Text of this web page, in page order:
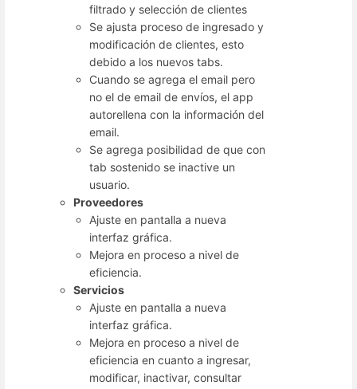
filtrado y selección de clientes
Se ajusta proceso de ingresado y
modificación de clientes, esto
debido a los nuevos tabs.
Cuando se agrega el email pero
no el de email de envíos, el app
autorellena con la información del
email.
Se agrega posibilidad de que con
tab sostenido se inactive un
usuario.
Proveedores
Ajuste en pantalla a nueva
interfaz gráfica.
Mejora en proceso a nivel de
eficiencia.
Servicios
Ajuste en pantalla a nueva
interfaz gráfica.
Mejora en proceso a nivel de
eficiencia en cuanto a ingresar,
modificar, inactivar, consultar